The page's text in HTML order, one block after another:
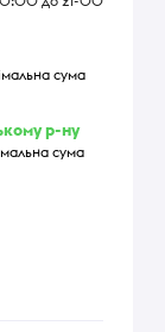
сума
р-ну
сума